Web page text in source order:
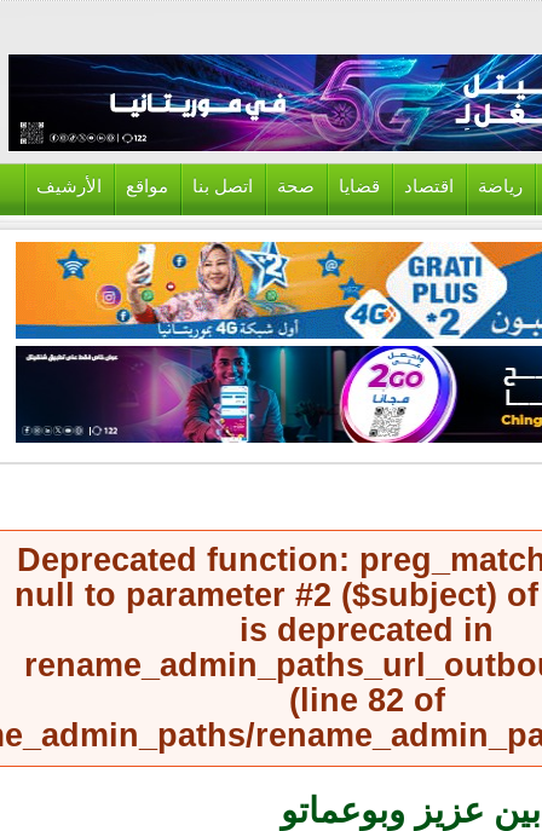
اقتصاد قضايا صحة اتصل بنا مواقع الأرشيف
Deprecated function:
null to parameter #2 ($subject)
is deprecated in
(line82of
عزيز وبوعماتو